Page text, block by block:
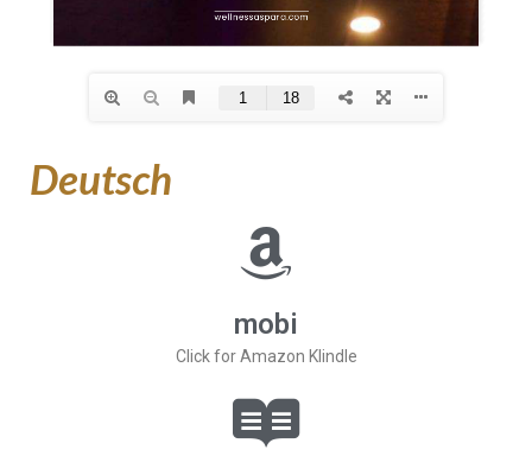
Deutsch
mobi
Click for Amazon Klindle